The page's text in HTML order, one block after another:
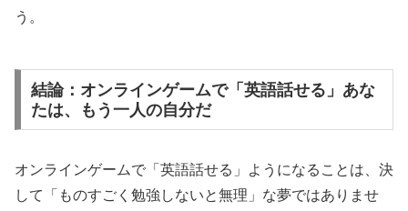
う。
結論：オンラインゲームで「英語話せる」あな
たは、もう一人の自分だ
オンラインゲームで「英語話せる」ようになることは、決
して「ものすごく勉強しないと無理」な夢ではありませ